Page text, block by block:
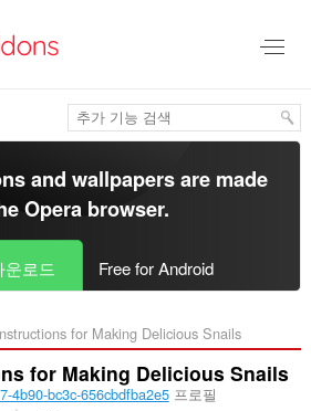
and wallpapers are made
Opera browser.
운로드 Free for Android
for Making Delicious Snails‎
for Making Delicious Snails
4b90-bc3c-656cbdfba2e5프로필